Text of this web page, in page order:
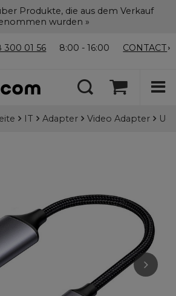
Produkte, die aus dem Verkauf
wurden »
300 01 56 8:00 - 16:00 CONTACT
IT Adapter Video Adapter